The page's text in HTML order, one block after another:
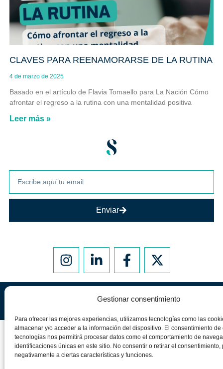
Gestionar consentimiento
Para ofrecer las mejores experiencias, utilizamos tecnologías como las
almacenar y/o acceder a la información del dispositivo. El consentimiento de
tecnologías nos permitirá procesar datos como el comportamiento de
identificaciones únicas en este sitio. No consentir o retirar el consentimiento,
negativamente a ciertas características y funciones.
CLAVES PARA REENAMORARSE DE LA RUTINA
4 de marzo de 2025
Basado en el artículo de Flavia Tomaello para La Nación Cómo
afrontar el regreso a la rutina con una mentalidad positiva
Leer más »
Enviar
Política de privacidad
Política de cookies